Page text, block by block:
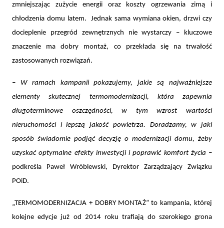
zmniejszając zużycie energii oraz koszty ogrzewania zimą i
chłodzenia domu latem. Jednak sama wymiana okien, drzwi czy
docieplenie przegród zewnętrznych nie wystarczy – kluczowe
znaczenie ma dobry montaż, co przekłada się na trwałość
zastosowanych rozwiązań.
– W ramach kampanii pokazujemy, jakie są najważniejsze
elementy skutecznej termomodernizacji, która zapewnia
długoterminowe oszczędności, w tym wzrost wartości
nieruchomości i lepszą jakość powietrza. Doradzamy, w jaki
sposób świadomie podjąć decyzję o modernizacji domu, żeby
uzyskać optymalne efekty inwestycji i poprawić komfort życia –
podkreśla Paweł Wróblewski, Dyrektor Zarządzający Związku
POiD.
„TERMOMODERNIZACJA + DOBRY MONTAŻ” to kampania, której
kolejne edycje już od 2014 roku trafiają do szerokiego grona